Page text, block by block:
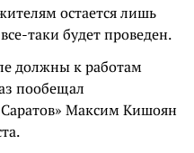
остается лишь
таки будет проведен.
должны к работам
пообещал
МаксимКишоян